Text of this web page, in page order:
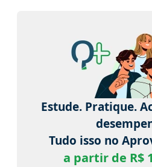
Estude. Pratique.
Tudo isso no
a partir de R$